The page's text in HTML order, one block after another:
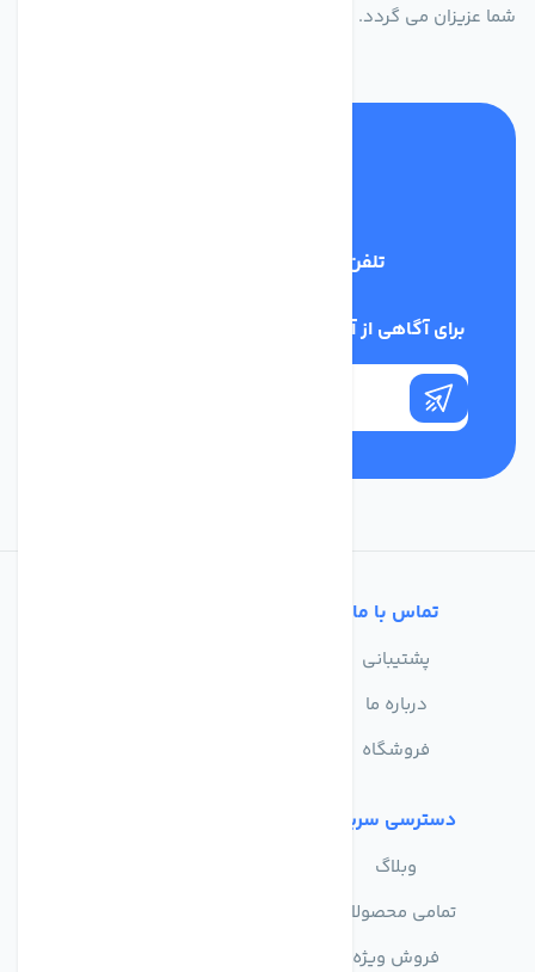
شما عزیزان می گردد.
تلفن پشتیبانی
برای آگاهی از آخرین اخبار در خبرنامه ما عضو شوید
تماس با ما
پشتیبانی
درباره ما
فروشگاه
دسترسی سریع
وبلاگ
تمامی محصولات
فروش ویژه